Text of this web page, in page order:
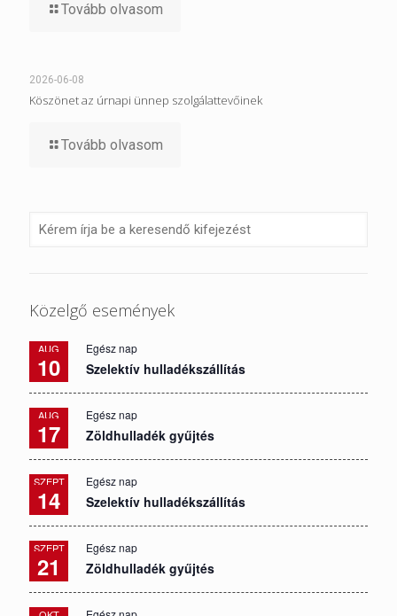
Tovább olvasom
2026-06-08
Köszönet az úrnapi ünnep szolgálattevőinek
Tovább olvasom
Közelgő események
AUG
10
Egész nap
Szelektív hulladékszállítás
AUG
17
Egész nap
Zöldhulladék gyűjtés
SZEPT
14
Egész nap
Szelektív hulladékszállítás
SZEPT
21
Egész nap
Zöldhulladék gyűjtés